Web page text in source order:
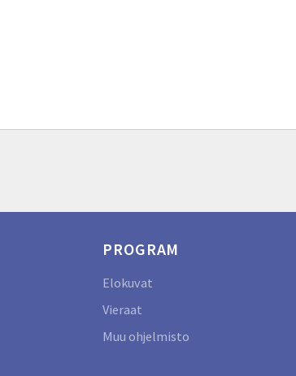
PROGRAM
Elokuvat
Vieraat
Muu ohjelmisto